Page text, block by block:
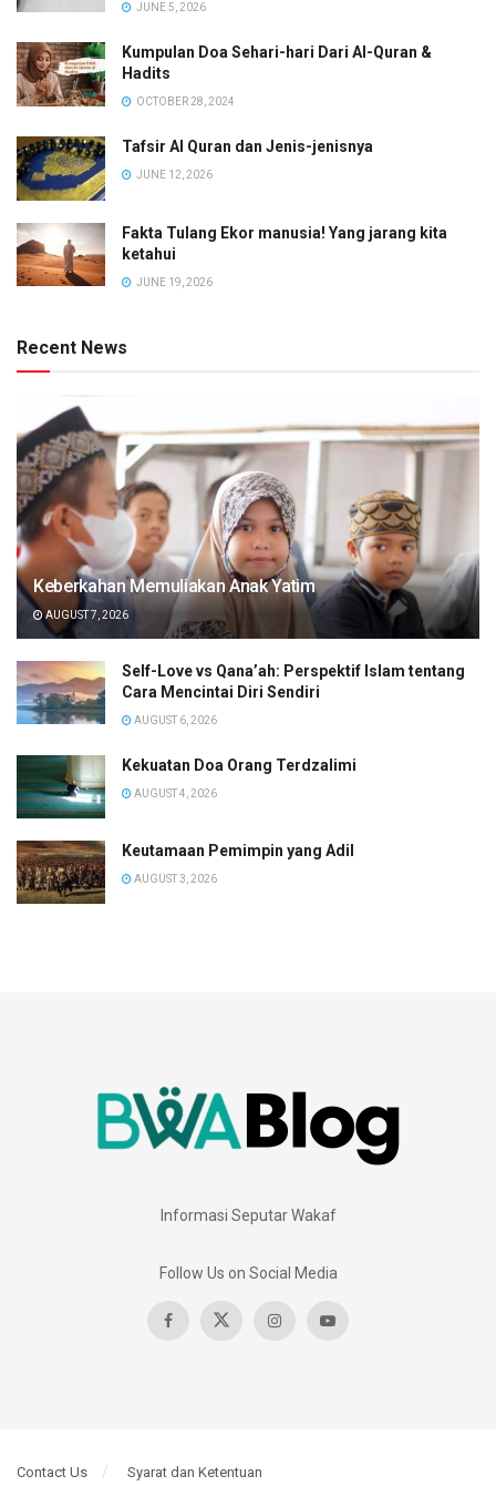
JUNE 5, 2026
Kumpulan Doa Sehari-hari Dari Al-Quran &
Hadits
OCTOBER 28, 2024
Tafsir Al Quran dan Jenis-jenisnya
JUNE 12, 2026
Fakta Tulang Ekor manusia! Yang jarang kita
ketahui
JUNE 19, 2026
Recent News
Keberkahan Memuliakan Anak Yatim
AUGUST 7, 2026
Self-Love vs Qana’ah: Perspektif Islam tentang
Cara Mencintai Diri Sendiri
AUGUST 6, 2026
Kekuatan Doa Orang Terdzalimi
AUGUST 4, 2026
Keutamaan Pemimpin yang Adil
AUGUST 3, 2026
Informasi Seputar Wakaf
Follow Us on Social Media
Contact Us Syarat dan Ketentuan